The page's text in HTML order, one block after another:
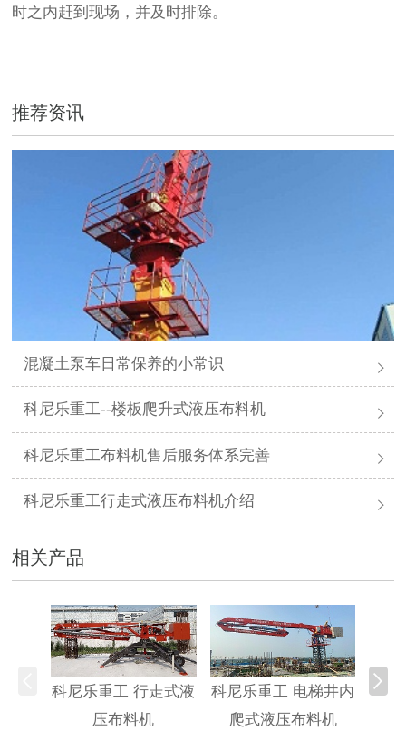
时之内赶到现场，并及时排除。
推荐资讯
混凝土泵车日常保养的小常识
科尼乐重工--楼板爬升式液压布料机
科尼乐重工布料机售后服务体系完善
科尼乐重工行走式液压布料机介绍
相关产品
科尼乐重工 行走式液
压布料机
科尼乐重工 电梯井内
爬式液压布料机
科尼